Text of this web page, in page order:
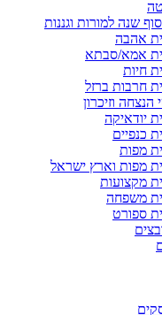
שנה למורות וגננות
אהבה
אמא/סבתא
חיות
חרבות ברזל
וזיכרון
יודאיקה
כנפיים
מפות
מפות וארץ ישראל
מקצועות
משפחה
ספורט